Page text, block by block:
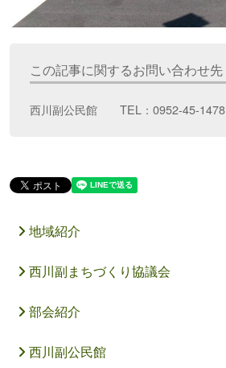
この記事に関するお問い合わせ先
西川副公民館 TEL：0952-45-1478
地域紹介
西川副まちづくり協議会
部会紹介
西川副公民館